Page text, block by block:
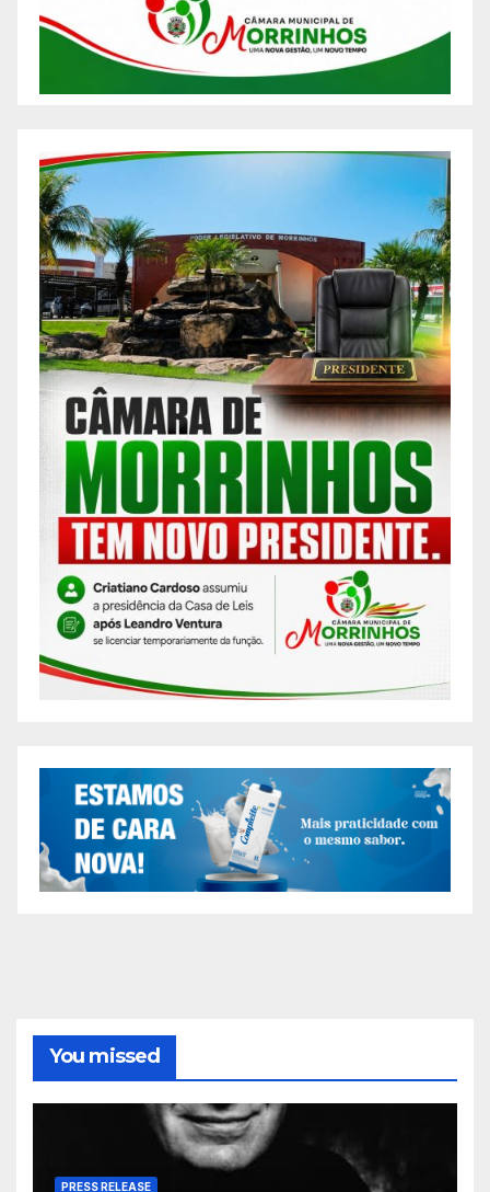
You missed
PRESS RELEASE